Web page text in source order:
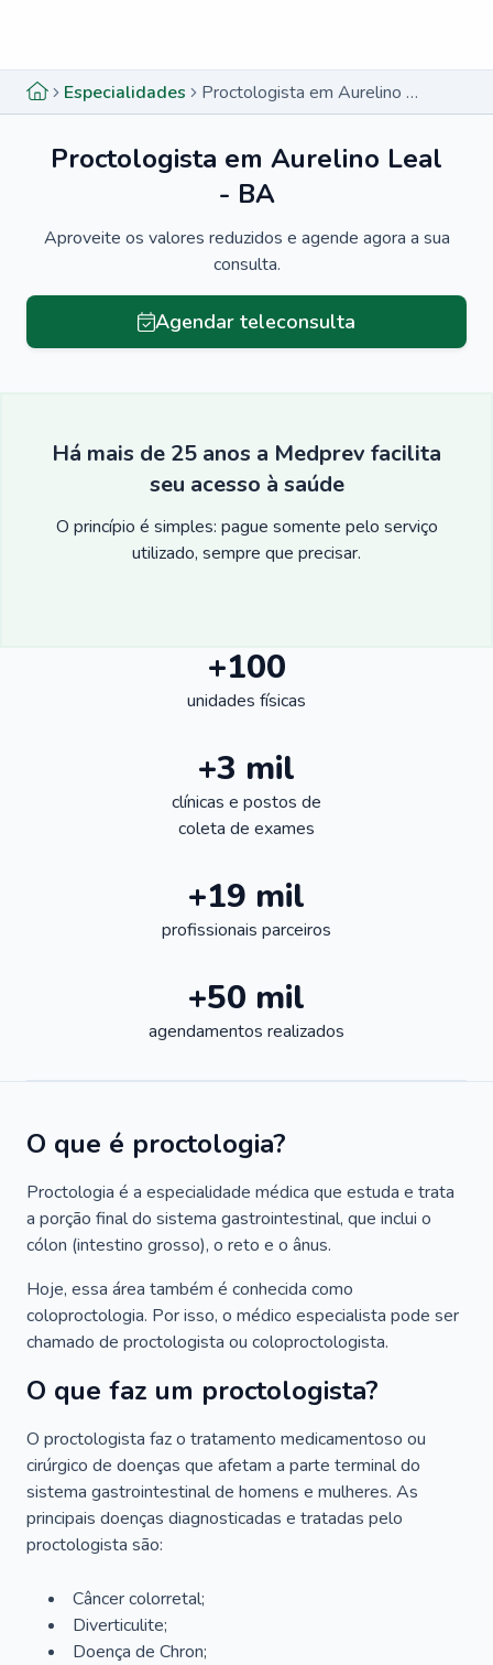
Especialidades Proctologista em Aurelino Leal - BA
Proctologista em Aurelino Leal
- BA
Aproveite os valores reduzidos e agende agora a sua
consulta.
Agendar teleconsulta
Há mais de 25 anos a Medprev facilita
seu acesso à saúde
O princípio é simples: pague somente pelo serviço
utilizado, sempre que precisar.
+100
unidades físicas
+3 mil
clínicas e postos de
coleta de exames
+19 mil
profissionais parceiros
+50 mil
agendamentos realizados
O que é proctologia?
Proctologia é a especialidade médica que estuda e trata
a porção final do sistema gastrointestinal, que inclui o
cólon (intestino grosso), o reto e o ânus.
Hoje, essa área também é conhecida como
coloproctologia. Por isso, o médico especialista pode ser
chamado de proctologista ou coloproctologista.
O que faz um proctologista?
O proctologista faz o tratamento medicamentoso ou
cirúrgico de doenças que afetam a parte terminal do
sistema gastrointestinal de homens e mulheres. As
principais doenças diagnosticadas e tratadas pelo
proctologista são:
Câncer colorretal;
Diverticulite;
Doença de Chron;